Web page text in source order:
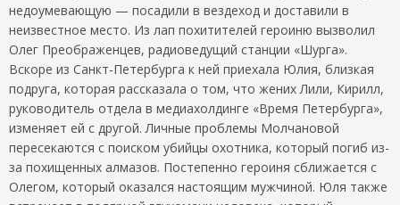
недоумевающую — посадили в вездеход и доставили в
неизвестное место. Из лап похитителей героиню вызволил
Олег Преображенцев, радиоведущий станции «Шурга».
Вскоре из Санкт-Петербурга к ней приехала Юлия, близкая
подруга, которая рассказала о том, что жених Лили, Кирилл,
руководитель отдела в медиахолдинге «Время Петербурга»,
изменяет ей с другой. Личные проблемы Молчановой
пересекаются с поиском убийцы охотника, который погиб из-
за похищенных алмазов. Постепенно героиня сближается с
Олегом, который оказался настоящим мужчиной. Юля также